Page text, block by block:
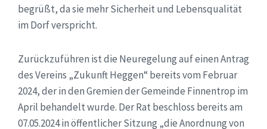
begrüßt, da sie mehr Sicherheit und Lebensqualität
im Dorf verspricht.
Zurückzuführen ist die Neuregelung auf einen Antrag
des Vereins „Zukunft Heggen“ bereits vom Februar
2024, der in den Gremien der Gemeinde Finnentrop im
April behandelt wurde. Der Rat beschloss bereits am
07.05.2024 in öffentlicher Sitzung „die Anordnung von